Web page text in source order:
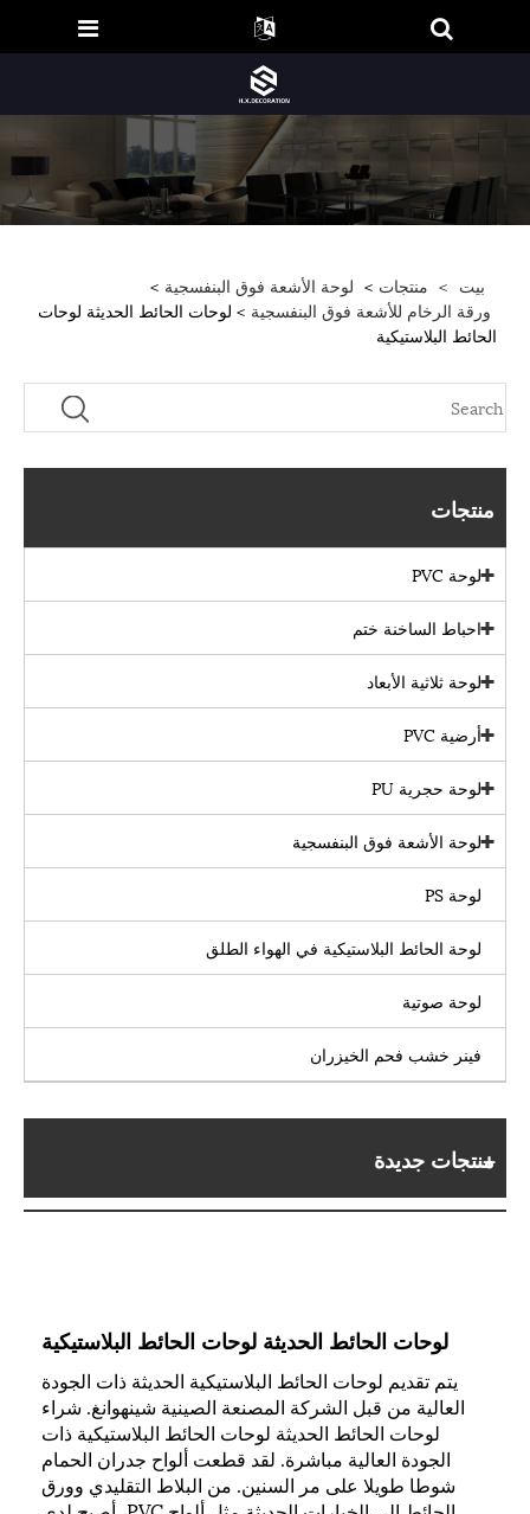
بيت > منتجات > لوحة الأشعة فوق البنفسجية >
ورقة الرخام للأشعة فوق البنفسجية > لوحات الحائط الحديثة لوحات
الحائط البلاستيكية
منتجات
لوحة PVC
احباط الساخنة ختم
لوحة ثلاثية الأبعاد
أرضية PVC
لوحة حجرية PU
لوحة الأشعة فوق البنفسجية
لوحة PS
لوحة الحائط البلاستيكية في الهواء الطلق
لوحة صوتية
فينر خشب فحم الخيزران
منتجات جديدة
لوحات الحائط الحديثة لوحات الحائط البلاستيكية
يتم تقديم لوحات الحائط البلاستيكية الحديثة ذات الجودة
العالية من قبل الشركة المصنعة الصينية شينهوانغ. شراء
لوحات الحائط الحديثة لوحات الحائط البلاستيكية ذات
الجودة العالية مباشرة. لقد قطعت ألواح جدران الحمام
شوطا طويلا على مر السنين. من البلاط التقليدي وورق